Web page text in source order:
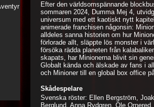
Efter den världsomspännande
sommaren 2024, Dumma Mej 4,
universum med ett kaotiskt nytt
animerade franchisen någonsin:
alldeles sanna historien om hur
förlorade allt, släppte lös monster i
försöka rädda planeten från
skapats, har Minionerna blivit sin
Globalt kända och älskade av fans i
och Minioner till en global box office
Skådespelare
Svenska röster: Ellen Bergström,
Berglund, Anna Rydgren, Ole